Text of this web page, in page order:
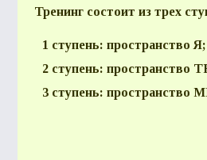
Тренинг состоит из трех
1 ступень: пространство Я;
2 ступень: пространство
3 ступень: пространство